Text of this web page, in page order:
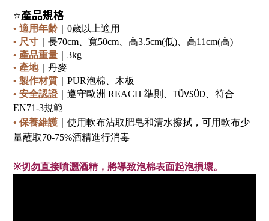
⭐產品規格
• 適用年齡｜ 0歲以上適用
• 尺寸 ｜長70cm 、寬50cm 、高3.5cm(低) 、高11cm(高)
• 產品重量
3kg
• 產地｜丹麥
• 製作材質 PUR泡棉、木板
• 安全認證｜ 遵守歐洲 REACH 準則、 TÜVSÜD 、符合
EN71-3規範
• 保養維護
使用軟布沾取肥皂和清水擦拭，可用軟布少
量蘸取70-75%酒精進行消毒
※切勿直接噴灑酒精，將導致泡棉表面起泡損壞。